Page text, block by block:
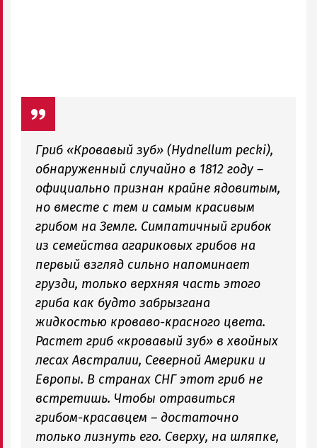
Гриб «Кровавый зуб» (Hydnellum pecki),
обнаруженный случайно в 1812 году –
официально признан крайне ядовитым,
но вместе с тем и самым красивым
грибом на Земле. Симпатичный грибок
из семейства агариковых грибов на
первый взгляд сильно напоминает
грузди, только верхняя часть этого
гриба как будто забрызгана
жидкостью кроваво-красного цвета.
Растет гриб «кровавый зуб» в хвойных
лесах Австралии, Северной Америки и
Европы. В странах СНГ этот гриб не
встретишь. Чтобы отравиться
грибом-красавцем – достаточно
только лизнуть его. Сверху, на шляпке,